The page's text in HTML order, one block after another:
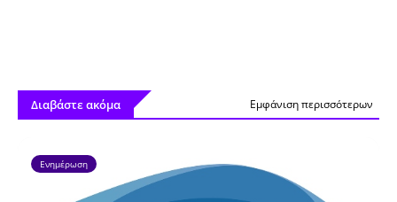
Διαβάστε ακόμα Εμφάνιση περισσότερων
Ενημέρωση